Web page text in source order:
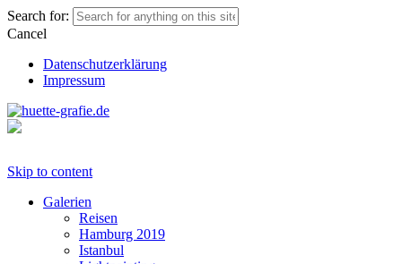
Search for:
Cancel
Datenschutzerklärung
Impressum
Skip to content
Galerien
Reisen
Hamburg 2019
Istanbul